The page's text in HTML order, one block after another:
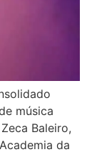
música
Baleiro,
da